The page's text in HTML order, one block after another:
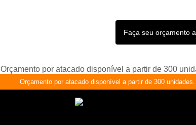
Faça seu orçamento
Orçamento por atacado disponível a partir de 300
Orçamento por atacado disponível a partir de 300 unidades.